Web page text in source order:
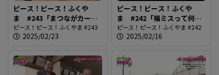
ピース！ピース！ふくや
ま #243「まつながカープ
ヂェーに行こう」
ピース！ピース！ふくやま #243
2025/02/23
ピース！ピース！ふくや
ま #242「福ミスって何だ
ろう？」
ピース！ピース！ふくやま #242
2025/02/16